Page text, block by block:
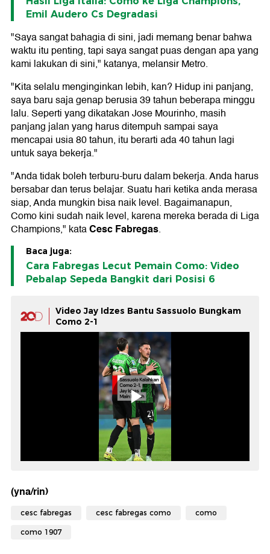
Emil Audero Cs Degradasi
"Saya sangat bahagia di sini, jadi memang benar bahwa
waktu itu penting, tapi saya sangat puas dengan apa yang
kami lakukan di sini," katanya, melansir Metro.
"Kita selalu menginginkan lebih, kan? Hidup ini panjang,
saya baru saja genap berusia 39 tahun beberapa minggu
lalu. Seperti yang dikatakan Jose Mourinho, masih
panjang jalan yang harus ditempuh sampai saya
mencapai usia 80 tahun, itu berarti ada 40 tahun lagi
untuk saya bekerja."
"Anda tidak boleh terburu-buru dalam bekerja. Anda harus
bersabar dan terus belajar. Suatu hari ketika anda merasa
siap, Anda mungkin bisa naik level. Bagaimanapun,
Como kini sudah naik level, karena mereka berada di Liga
Champions," kataCesc Fabregas.
Baca juga:
Cara Fabregas Lecut Pemain Como: Video
Pebalap Sepeda Bangkit dari Posisi 6
Video Jay Idzes Bantu Sassuolo Bungkam
Como 2-1
(yna/rin)
cesc fabregas cesc fabregas como como
como 1907